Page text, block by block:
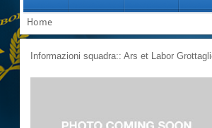
Home
Informazioni squadra:: Ars et Labor